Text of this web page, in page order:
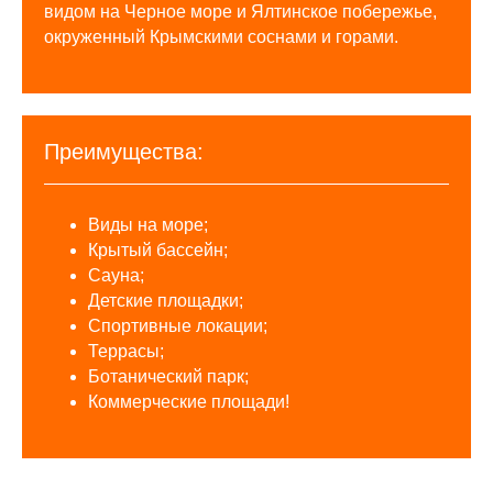
видом на Черное море и Ялтинское побережье,
окруженный Крымскими соснами и горами.
Преимущества:
Виды на море;
Крытый бассейн;
Сауна;
Детские площадки;
Спортивные локации;
Террасы;
Ботанический парк;
Коммерческие площади!